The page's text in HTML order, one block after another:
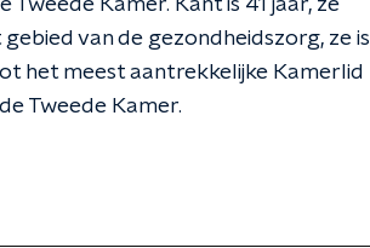
Kamer. Kant is 41 jaar, ze
van de gezondheidszorg, ze is
het meest aantrekkelijke Kamerlid
Tweede Kamer.